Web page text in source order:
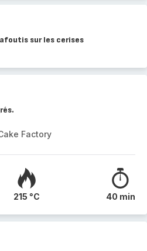
sur les cerises
Factory
215 °C 40 min